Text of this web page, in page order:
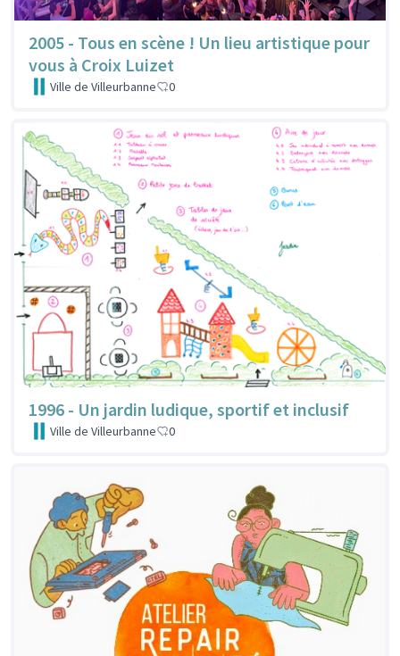
2005 - Tous en scène ! Un lieu artistique pour
vous à Croix Luizet
Ville de Villeurbanne 0
1996 - Un jardin ludique, sportif et inclusif
Ville de Villeurbanne 0